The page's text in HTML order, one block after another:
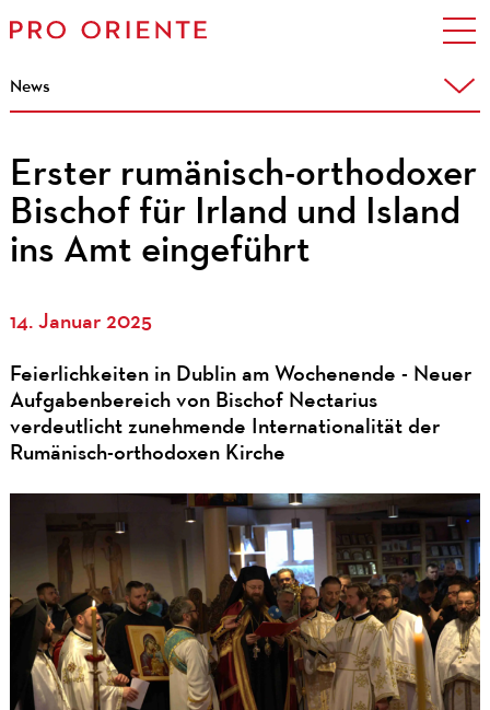
News
Erster rumänisch-orthodoxer
Bischof für Irland und Island
ins Amt eingeführt
14. Januar 2025
Feierlichkeiten in Dublin am Wochenende - Neuer
Aufgabenbereich von Bischof Nectarius
verdeutlicht zunehmende Internationalität der
Rumänisch-orthodoxen Kirche